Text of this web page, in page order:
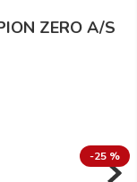
ZERO A/S
-25 %